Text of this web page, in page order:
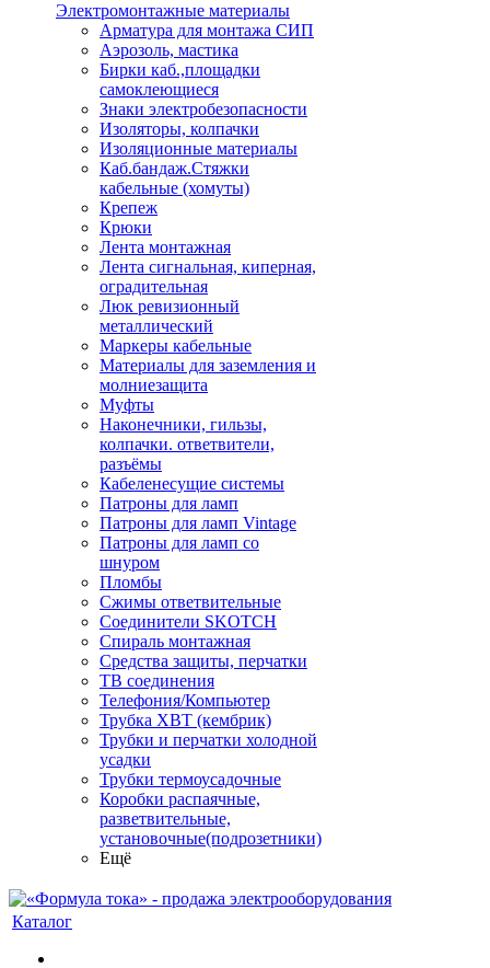
Электромонтажные материалы
Арматура для монтажа СИП
Аэрозоль, мастика
Бирки каб.,площадки
самоклеющиеся
Знаки электробезопасности
Изоляторы, колпачки
Изоляционные материалы
Каб.бандаж.Стяжки
кабельные (хомуты)
Крепеж
Крюки
Лента монтажная
Лента сигнальная, киперная,
оградительная
Люк ревизионный
металлический
Маркеры кабельные
Материалы для заземления и
молниезащита
Муфты
Наконечники, гильзы,
колпачки. ответвители,
разъёмы
Кабеленесущие системы
Патроны для ламп
Патроны для ламп Vintage
Патроны для ламп со
шнуром
Пломбы
Сжимы ответвительные
Соединители SKOTCH
Спираль монтажная
Средства защиты, перчатки
ТВ соединения
Телефония/Компьютер
Трубка ХВТ (кембрик)
Трубки и перчатки холодной
усадки
Трубки термоусадочные
Коробки распаячные,
разветвительные,
установочные(подрозетники)
Ещё
Каталог